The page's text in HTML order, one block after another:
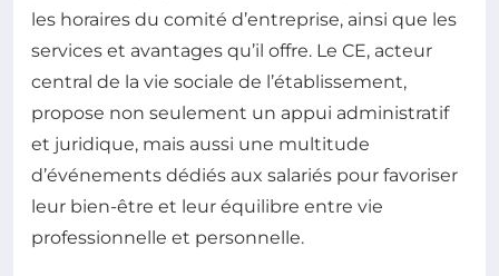
les horaires du comité d’entreprise, ainsi que les
services et avantages qu’il offre. Le CE, acteur
central de la vie sociale de l’établissement,
propose non seulement un appui administratif
et juridique, mais aussi une multitude
d’événements dédiés aux salariés pour favoriser
leur bien-être et leur équilibre entre vie
professionnelle et personnelle.